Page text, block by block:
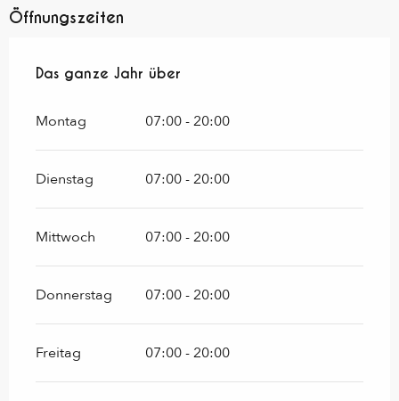
Öffnungszeiten
Das ganze Jahr über
Das ganze Jahr über
Montag 07:00 - 20:00
Dienstag 07:00 - 20:00
Mittwoch 07:00 - 20:00
Donnerstag 07:00 - 20:00
Freitag 07:00 - 20:00